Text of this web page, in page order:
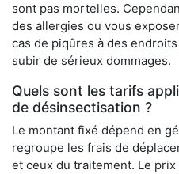
sont pas mortelles.
des allergies ou vous
cas de piqûres à des
subir de sérieux dommages.
Quels sont les tarifs
de désinsectisation ?
Le montant fixé dépend en
regroupe les frais de
et ceux du traitement. Le